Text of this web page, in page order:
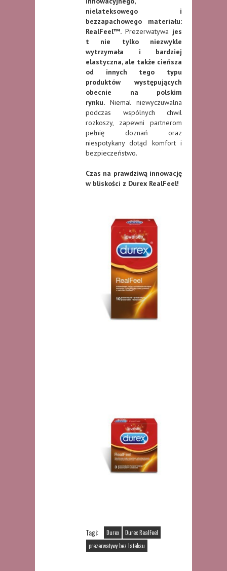
nielateksowego i
bezzapachowego materiału:
RealFeel™. Prezerwatywa jes
t nie tylko niezwykle
wytrzymała i bardziej
elastyczna, ale także cieńsza
od innych tego typu
produktów występujących
obecnie na polskim
rynku. Niemal niewyczuwalna
podczas wspólnych chwil
rozkoszy, zapewni partnerom
pełnię doznań oraz
niespotykany dotąd komfort i
bezpieczeństwo.
Czas na prawdziwą innowację
w bliskości z Durex RealFeel!
Tagi: Durex
Durex RealFeel
prezerwatywy bez lateksu